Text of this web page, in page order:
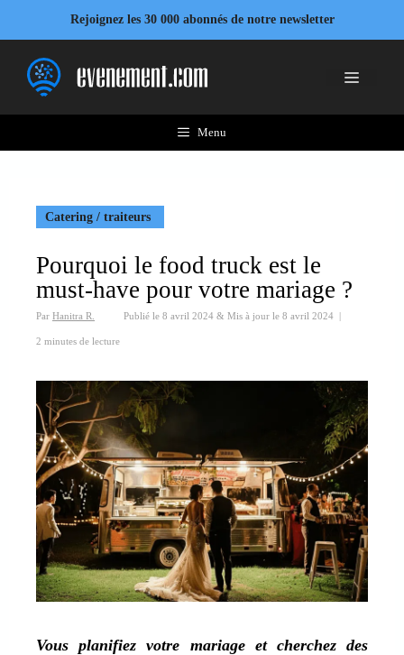
contenu
Rejoignez les 30 000 abonnés de notre newsletter
Menu
Menu
Catering / traiteurs
Pourquoi le food truck est le
must-have pour votre mariage ?
Par Hanitra R. Publié le 8 avril 2024 & Mis à jour le 8 avril 2024 |
2 minutes de lecture
Vous planifiez votre mariage et cherchez des